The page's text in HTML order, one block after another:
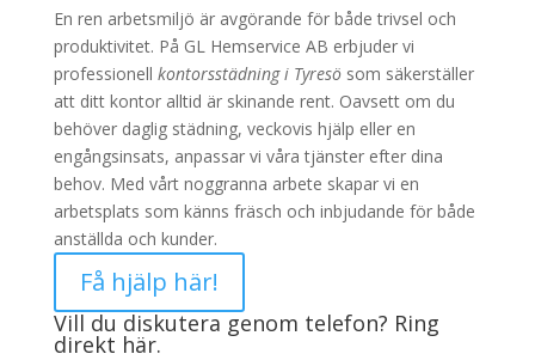
En ren arbetsmiljö är avgörande för både trivsel och
produktivitet. På GL Hemservice AB erbjuder vi
professionell kontorsstädning i Tyresösom säkerställer
att ditt kontor alltid är skinande rent. Oavsett om du
behöver daglig städning, veckovis hjälp eller en
engångsinsats, anpassar vi våra tjänster efter dina
behov. Med vårt noggranna arbete skapar vi en
arbetsplats som känns fräsch och inbjudande för både
anställda och kunder.
Få hjälp här!
Vill du diskutera genom telefon? Ring
direkt här.